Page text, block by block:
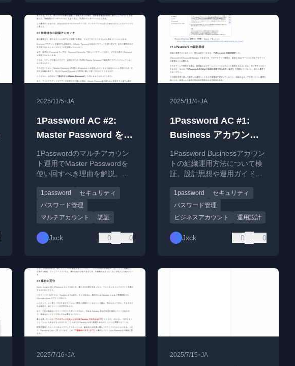
2025/11/5•JA
1Password AC #2:
Master Password をマ
ルチアカウントで使い
回すべき理由
1Passwordのマルチアカウン
ト運用でMaster Passwordを
使い回すべき理由を解説。セ
ら推奨される設計思想を説
明。
1password
セキュリティ
パスワード管理
マルチアカウント
認証
Jxck 0 0
2025/11/4•JA
1Password AC #1:
Business アカウント
運用の検証
1Password Businessアカウン
トの組織運用方法について検
証。設計思想や運用ガイドの
1password
セキュリティ
パスワード管理
ビジネスアカウント
運用設計
Jxck 0 0
2025/7/16•JA 2025/7/15•JA